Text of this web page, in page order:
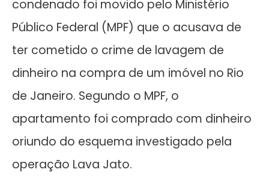
condenado foi movido pelo Ministério
Público Federal (MPF) que o acusava de
ter cometido o crime de lavagem de
dinheiro na compra de um imóvel no Rio
de Janeiro. Segundo o MPF, o
apartamento foi comprado com dinheiro
oriundo do esquema investigado pela
operação Lava Jato.